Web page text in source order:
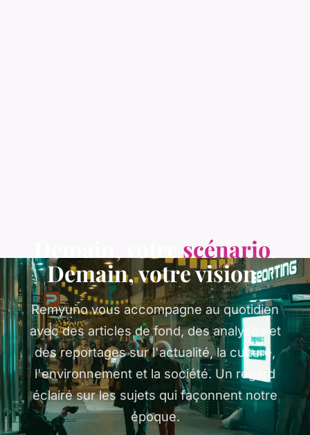
scénario
Demain, votre vision.
Remyuno vous accompagne au quotidien
avec des articles de fond, des analyses et
des reportages sur l'actualité, la culture,
l'environnement et la société. Un regard
éclairé sur les sujets qui façonnent notre
époque.